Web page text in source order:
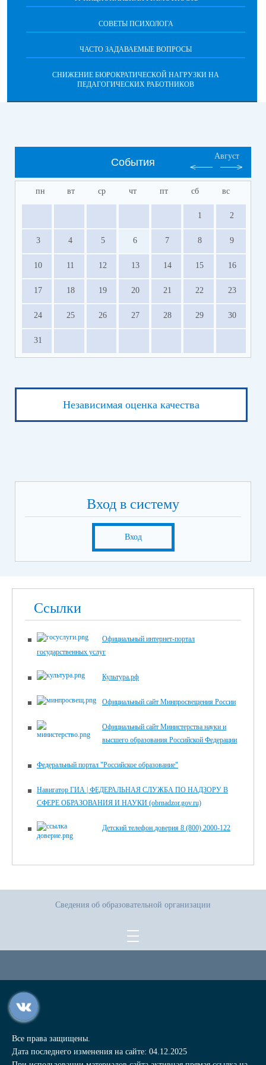
СОВЕТЫ ПСИХОЛОГА
ЧАСТО ЗАДАВАЕМЫЕ ВОПРОСЫ
СНИЖЕНИЕ БЮРОКРАТИЧЕСКОЙ НАГРУЗКИ НА
ПЕДАГОГИЧЕСКИХ РАБОТНИКОВ
События
Август
пн вт ср чт пт сб вс
1 2
3 4 5 6 7 8 9
10 11 12 13 14 15 16
17 18 19 20 21 22 23
24 25 26 27 28 29 30
31
Независимая оценка качества
Вход в систему
Вход
Ссылки
Официальный интернет-портал
государственных услуг
Культура.рф
Официальный сайт Минпросвещения России
Официальный сайт Министерства науки и
высшего образования Российской Федерации
Федеральный портал "Российское образование"
Навигатор ГИА | ФЕДЕРАЛЬНАЯ СЛУЖБА ПО НАДЗОРУ В
СФЕРЕ ОБРАЗОВАНИЯ И НАУКИ (obrnadzor.gov.ru)
Детский телефон доверия 8 (800) 2000-122
Сведения об образовательной организации
Все права защищены.
Дата последнего изменения на сайте: 04.12.2025